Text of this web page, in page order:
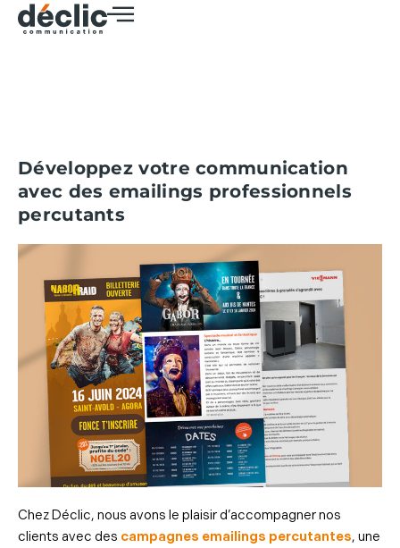
Développez votre communication
avec des emailings professionnels
percutants
Chez Déclic, nous avons le plaisir d’accompagner nos
clients avec des campagnes emailings percutantes, une